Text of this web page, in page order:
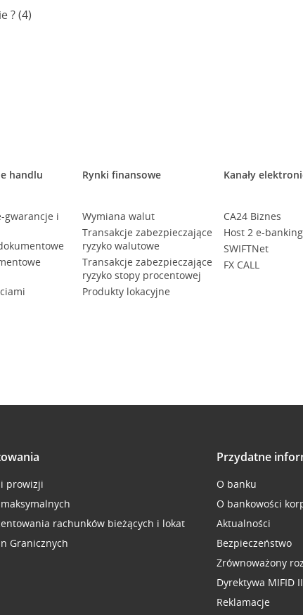
? (4)
handlu
gwarancje i
Rynki finansowe
Wymiana walut
Transakcje zabezpieczające
ryzyko walutowe
Transakcje zabezpieczające
ryzyko stopy procentowej
Produkty lokacyjne
Kanały
CA24 Biznes
Host 2 e-banking
SWIFTNet
FX CALL
i prowizji
rachunków bieżących i lokat
Granicznych
Przydatne
O banku
O bankowości
Aktualności
Bezpieczeństwo
Zrównoważony
Dyrektywa MIFID II
Reklamacje